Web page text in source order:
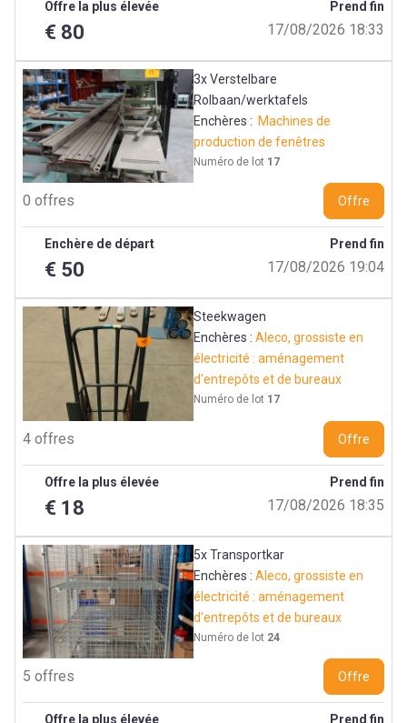
Prend fin
17/08/2026 18:33
Offre la plus élevée
€ 80
3x Verstelbare
Rolbaan/werktafels
Enchères : Machines de
production de fenêtres
Numéro de lot 17
0 offres Offre
Prend fin
17/08/2026 19:04
Enchère de départ
€ 50
Steekwagen
Enchères :Aleco, grossiste en
électricité : aménagement
d'entrepôts et de bureaux
Numéro de lot 17
4 offres Offre
Prend fin
17/08/2026 18:35
Offre la plus élevée
€ 18
5x Transportkar
Enchères :Aleco, grossiste en
électricité : aménagement
d'entrepôts et de bureaux
Numéro de lot 24
5 offres Offre
Prend fin
Offre la plus élevée